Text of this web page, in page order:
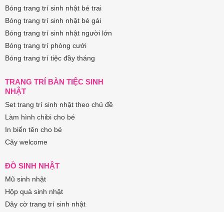
Bóng trang trí sinh nhật bé trai
Bóng trang trí sinh nhật bé gái
Bóng trang trí sinh nhật người lớn
Bóng trang trí phòng cưới
Bóng trang trí tiệc đầy tháng
TRANG TRÍ BÀN TIỆC SINH
NHẬT
Set trang trí sinh nhật theo chủ đề
Làm hình chibi cho bé
In biển tên cho bé
Cây welcome
ĐỒ SINH NHẬT
Mũ sinh nhật
Hộp quà sinh nhật
Dây cờ trang trí sinh nhật